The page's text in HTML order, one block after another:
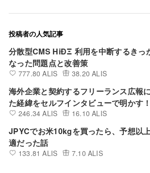
投稿者の人気記事
分散型CMS HiÐΞ 利用を中断するきっ
なった問題点と改善策
777.80 ALIS 38.20 ALIS
海外企業と契約するフリーランス広報
た経緯をセルフインタビューで明かす！
246.34 ALIS 16.10 ALIS
JPYCでお米10kgを買ったら、予想以
適だった話
133.81 ALIS 7.10 ALIS